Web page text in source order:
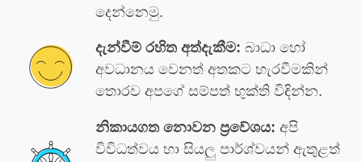
දෙන්නෙමු.
දැන්වීම් රහිත අත්දැකීම: බාධා හෝ
අවධානය වෙනත් අතකට හැරවීමකින්
තොරව අපගේ සම්පත් භුක්ති විඳින්න.
නිකායගත නොවන ප්‍රවේශය: අපි
විවිධත්වය හා සියලු පාර්ශ්වයන් ඇතුළත්